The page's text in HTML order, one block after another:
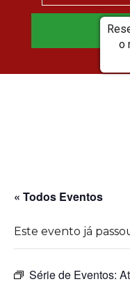
« Todos Eventos
Este evento já
Série de Eventos:
o